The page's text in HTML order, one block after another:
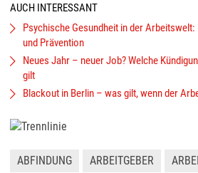
AUCH INTERESSANT
Psychische Gesundheit in der
und Prävention
Neues Jahr – neuer Job? Welche
gilt
Blackout in Berlin – was gilt, wenn der
ABFINDUNG ARBEITGEBER